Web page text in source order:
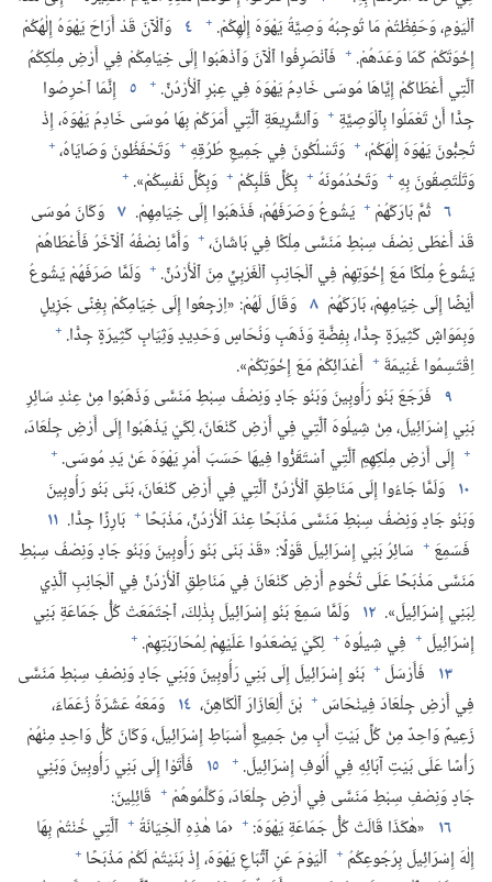
ٱلْيَوْمِ،‏ وَحَفِظْتُمْ مَا تُوجِبُهُ وَصِيَّةُ يَهْوَهَ إِلٰهِكُمْ.‏ + ٤ وَٱلْآنَ قَدْ أَرَاحَ يَهْوَهُ إِلٰهُكُمْ
إِخْوَتَكُمْ كَمَا وَعَدَهُمْ.‏ + فَٱنْصَرِفُوا ٱلْآنَ وَٱذْهَبُوا إِلَى خِيَامِكُمْ فِي أَرْضِ مِلْكِكُمُ
ٱلَّتِي أَعْطَاكُمْ إِيَّاهَا مُوسَى خَادِمُ يَهْوَهَ فِي عِبْرِ ٱلْأُرْدُنِّ.‏ + ٥ إِنَّمَا ٱحْرِصُوا
جِدًّا أَنْ تَعْمَلُوا بِٱلْوَصِيَّةِ + وَٱلشَّرِيعَةِ ٱلَّتِي أَمَرَكُمْ بِهَا مُوسَى خَادِمُ يَهْوَهَ،‏ إِذْ
تُحِبُّونَ يَهْوَهَ إِلٰهَكُمْ،‏ + وَتَسْلُكُونَ فِي جَمِيعِ طُرُقِهِ + وَتَحْفَظُونَ وَصَايَاهُ،‏ +
وَتَلْتَصِقُونَ بِهِ + وَتَخْدُمُونَهُ + بِكُلِّ قَلْبِكُمْ + وَبِكُلِّ نَفْسِكُمْ».‏ +
٦ ثُمَّ بَارَكَهُمْ + يَشُوعُ وَصَرَفَهُمْ،‏ فَذَهَبُوا إِلَى خِيَامِهِمْ.‏ ٧ وَكَانَ مُوسَى
قَدْ أَعْطَى نِصْفَ سِبْطِ مَنَسَّى مِلْكًا فِي بَاشَانَ،‏ + وَأَمَّا نِصْفُهُ ٱلْآخَرُ فَأَعْطَاهُمْ
يَشُوعُ مِلْكًا مَعَ إِخْوَتِهِمْ فِي ٱلْجَانِبِ ٱلْغَرْبِيِّ مِنَ ٱلْأُرْدُنِّ.‏ + وَلَمَّا صَرَفَهُمْ يَشُوعُ
أَيْضًا إِلَى خِيَامِهِمْ،‏ بَارَكَهُمْ ٨ وَقَالَ لَهُمْ:‏ «اِرْجِعُوا إِلَى خِيَامِكُمْ بِغِنًى جَزِيلٍ
وَبِمَوَاشٍ كَثِيرَةٍ جِدًّا،‏ بِفِضَّةٍ وَذَهَبٍ وَنُحَاسٍ وَحَدِيدٍ وَثِيَابٍ كَثِيرَةٍ جِدًّا.‏ +
اِقْتَسِمُوا غَنِيمَةَ + أَعْدَائِكُمْ مَعَ إِخْوَتِكُمْ».‏
٩ فَرَجَعَ بَنُو رَأُوبِينَ وَبَنُو جَادٍ وَنِصْفُ سِبْطِ مَنَسَّى وَذَهَبُوا مِنْ عِنْدِ سَائِرِ
بَنِي إِسْرَائِيلَ،‏ مِنْ شِيلُوهَ ٱلَّتِي فِي أَرْضِ كَنْعَانَ،‏ لِكَيْ يَذْهَبُوا إِلَى أَرْضِ جِلْعَادَ،‏
+ إِلَى أَرْضِ مِلْكِهِمِ ٱلَّتِي ٱسْتَقَرُّوا فِيهَا حَسَبَ أَمْرِ يَهْوَهَ عَنْ يَدِ مُوسَى.‏ +
١٠ وَلَمَّا جَاءُوا إِلَى مَنَاطِقِ ٱلْأُرْدُنِّ ٱلَّتِي فِي أَرْضِ كَنْعَانَ،‏ بَنَى بَنُو رَأُوبِينَ
وَبَنُو جَادٍ وَنِصْفُ سِبْطِ مَنَسَّى مَذْبَحًا عِنْدَ ٱلْأُرْدُنِّ،‏ مَذْبَحًا + بَارِزًا جِدًّا.‏ ١١
فَسَمِعَ + سَائِرُ بَنِي إِسْرَائِيلَ قَوْلًا:‏ «قَدْ بَنَى بَنُو رَأُوبِينَ وَبَنُو جَادٍ وَنِصْفُ سِبْطِ
مَنَسَّى مَذْبَحًا عَلَى تُخُومِ أَرْضِ كَنْعَانَ فِي مَنَاطِقِ ٱلْأُرْدُنِّ فِي ٱلْجَانِبِ ٱلَّذِي
لِبَنِي إِسْرَائِيلَ».‏ ١٢ وَلَمَّا سَمِعَ بَنُو إِسْرَائِيلَ بِذٰلِكَ،‏ ٱجْتَمَعَتْ كُلُّ جَمَاعَةِ بَنِي
إِسْرَائِيلَ + فِي شِيلُوهَ + لِكَيْ يَصْعَدُوا عَلَيْهِمْ لِمُحَارَبَتِهِمْ.‏ +
١٣ فَأَرْسَلَ + بَنُو إِسْرَائِيلَ إِلَى بَنِي رَأُوبِينَ وَبَنِي جَادٍ وَنِصْفِ سِبْطِ مَنَسَّى
فِي أَرْضِ جِلْعَادَ فِينْحَاسَ + بْنَ أَلِعَازَارَ ٱلْكَاهِنَ،‏ ١٤ وَمَعَهُ عَشَرَةُ زُعَمَاءَ،‏
زَعِيمٌ وَاحِدٌ مِنْ كُلِّ بَيْتِ أَبٍ مِنْ جَمِيعِ أَسْبَاطِ إِسْرَائِيلَ،‏ وَكَانَ كُلُّ وَاحِدٍ مِنْهُمْ
رَأْسًا عَلَى بَيْتِ آبَائِهِ فِي أُلُوفِ إِسْرَائِيلَ.‏ + ١٥ فَأَتَوْا إِلَى بَنِي رَأُوبِينَ وَبَنِي
جَادٍ وَنِصْفِ سِبْطِ مَنَسَّى فِي أَرْضِ جِلْعَادَ،‏ وَكَلَّمُوهُمْ + قَائِلِينَ:‏
١٦ ‏«هٰكَذَا قَالَتْ كُلُّ جَمَاعَةِ يَهْوَهَ:‏ + ‹مَا هٰذِهِ ٱلْخِيَانَةُ + ٱلَّتِي خُنْتُمْ بِهَا
إِلٰهَ إِسْرَائِيلَ بِرُجُوعِكُمُ + ٱلْيَوْمَ عَنِ ٱتِّبَاعِ يَهْوَهَ،‏ إِذْ بَنَيْتُمْ لَكُمْ مَذْبَحًا +